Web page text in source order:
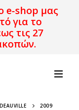
e-shop μας
για το
τις 27
2009